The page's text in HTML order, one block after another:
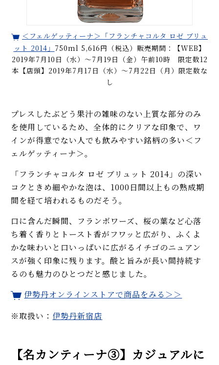
＜フェルゲッティーナ＞「フランチャコルタ ロゼ ブリュ
ット 2014」 750ml 5,616円（税込）販売期間：【WEB】
2019年7月10日（水）〜7月19日（金）午前10時 限定数12
本【店頭】2019年7月17日（水）〜7月22日（月）限定数な
し
プレスしたぶどう果汁の雑味のない上質な部分のみ
を使用しているため、全体的にクリアな印象で、ワ
インが得意でない人でも飲みやすい銘柄の多い＜フ
ェルゲッティーナ＞。
「フランチャコルタ ロゼ ブリュット 2014」の深い
コクときめ細やかな泡は、1000日間以上もの熟成期
間を経て培われるものだそう。
口に含んだ瞬間、フランボワーズ、桜の葉など心落
ち着く香りとトースト香がフワッと広がり、ふくよ
かな味わいと口いっぱいに広がるイチゴのニュアン
スが強く印象に残ります。酸と旨みが長い間持続す
るのも魅力のひとつだと感じました。
伊勢丹オンラインストアで商品をみる＞＞
※取扱い： 伊勢丹新宿店
【名カンティーナ③】カジュアルに